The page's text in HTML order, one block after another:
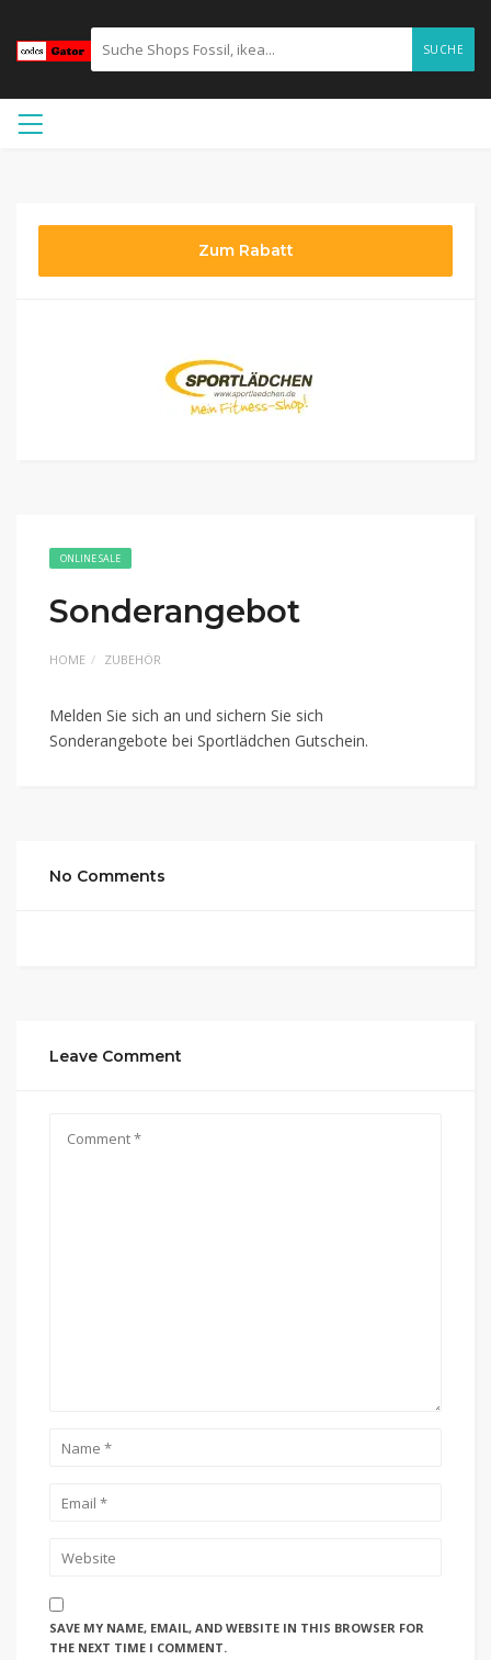
SUCHE
Zum Rabatt
ONLINE SALE
Sonderangebot
HOME ZUBEHÖR
Melden Sie sich an und sichern Sie sich
Sonderangebote bei Sportlädchen Gutschein.
No Comments
Leave Comment
SAVE MY NAME, EMAIL, AND WEBSITE IN THIS BROWSER FOR
THE NEXT TIME I COMMENT.